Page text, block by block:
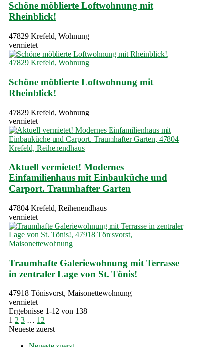
Schöne möblierte Loftwohnung mit
Rheinblick!
47829 Krefeld, Wohnung
vermietet
Schöne möblierte Loftwohnung mit
Rheinblick!
47829 Krefeld, Wohnung
vermietet
Aktuell vermietet! Modernes
Einfamilienhaus mit Einbauküche und
Carport. Traumhafter Garten
47804 Krefeld, Reihenendhaus
vermietet
Traumhafte Galeriewohnung mit Terrasse
in zentraler Lage von St. Tönis!
47918 Tönisvorst, Maisonettewohnung
vermietet
Ergebnisse 1-12 von 138
1 2 3 … 12
Neueste zuerst